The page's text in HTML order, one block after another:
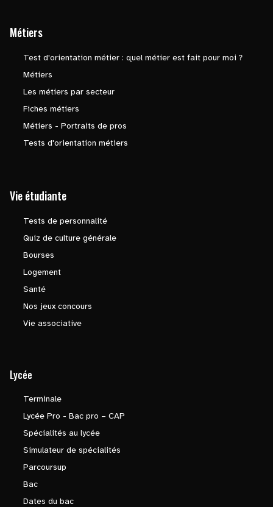
Métiers
Test d'orientation métier : quel métier est fait pour moi ?
Métiers
Les métiers par secteur
Fiches métiers
Métiers - Portraits de pros
Tests d'orientation métiers
Vie étudiante
Tests de personnalité
Quiz de culture générale
Bourses
Logement
Santé
Nos jeux concours
Vie associative
Lycée
Terminale
Lycée Pro - Bac pro – CAP
Spécialités au lycée
Simulateur de spécialités
Parcoursup
Bac
Dates du bac